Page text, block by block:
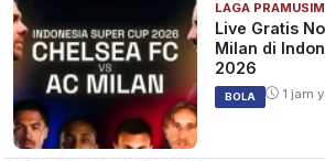
LAGA PRAMUSIM
Live Gratis
Milan di
2026
BOLA 1 jam